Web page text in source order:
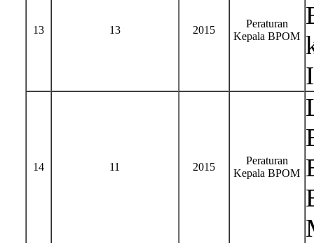
13 13 2015
Peraturan
Kepala BPOM
14 11 2015
Peraturan
Kepala BPOM